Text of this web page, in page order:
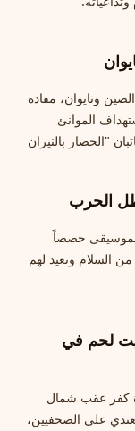
وتايوان، مفاده
الموانئ
"الحصار بالنيران
الحرب
حصصاً
السلام وتعيد لهم
لحم في
كفر عقب شمال
على الصحفيين،